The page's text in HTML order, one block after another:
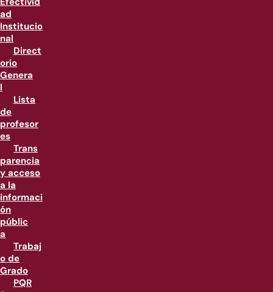
ad
Institucio
nal
Direct
orio
Genera
l
Lista
de
profesor
es
Trans
parencia
y acceso
a la
informaci
ón
públic
a
Trabaj
o de
Grado
PQR